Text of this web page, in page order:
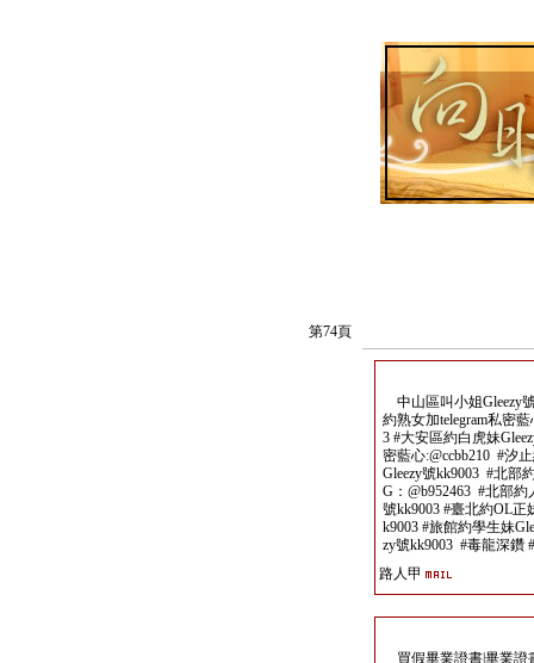
第74頁
中山區叫小姐Gleezy
約熟女加telegram私密
3 #大安區約白虎妹
密藍心:@ccbb210 #汐
Gleezy號kk9003 #北部
G：@b952463 #北部約
號kk9003 #臺北約OL正
k9003 #旅館約學生妹
zy號kk9003 #毒龍深鑽
路人甲
買假畢業證書|畢業證